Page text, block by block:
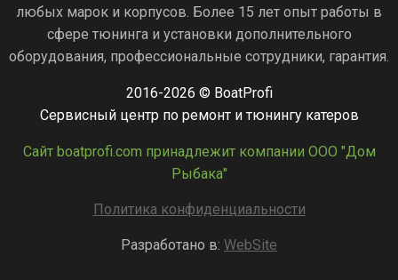
любых марок и корпусов. Более 15 лет опыт работы в
сфере тюнинга и установки дополнительного
оборудования, профессиональные сотрудники, гарантия.
2016-2026 © BoatProfi
Сервисный центр по ремонт и тюнингу катеров
Сайт boatprofi.com принадлежит компании ООО "Дом
Рыбака"
Политика конфиденциальности
Разработано в: WebSite